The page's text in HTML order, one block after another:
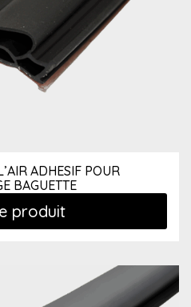
ADHESIF POUR
BAGUETTE
produit